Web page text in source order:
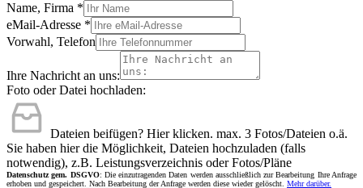
Name, Firma *
eMail-Adresse *
Vorwahl, Telefon
Ihre Nachricht an uns:
Foto oder Datei hochladen:
Dateien beifügen? Hier klicken. max. 3 Fotos/Dateien o.ä.
Sie haben hier die Möglichkeit, Dateien hochzuladen (falls
notwendig), z.B. Leistungsverzeichnis oder Fotos/Pläne
Datenschutz gem. DSGVO: Die einzutragenden Daten werden ausschließlich zur Bearbeitung Ihre Anfrage
erhoben und gespeichert. Nach Bearbeitung der Anfrage werden diese wieder gelöscht. Mehr darüber.